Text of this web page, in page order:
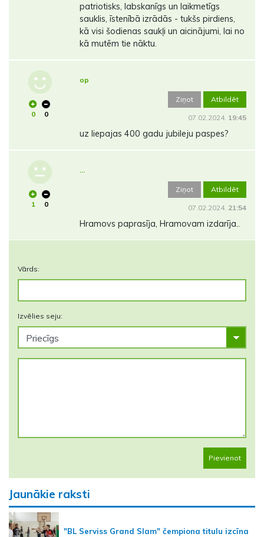
patriotisks, labskanīgs un laikmetīgs
sauklis, īstenībā izrādās - tukšs pirdiens,
kā visi šodienas saukļi un aicinājumi, lai no
kā mutēm tie nāktu.
0 0
op
Ziņot Atbildēt
07.02.2024. 19:45
uz liepajas 400 gadu jubileju paspes?
1 0
...
Ziņot Atbildēt
07.02.2024. 21:54
Hramovs paprasīja, Hramovam izdarīja..
Vārds:
Izvēlies seju:
Pievienot
Jaunākie raksti
"BL Serviss Grand Slam" čempiona titulu izcīna